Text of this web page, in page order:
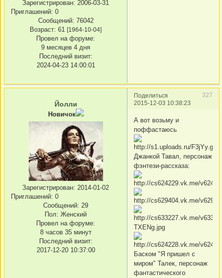
Зарегистрирован: 2006-03-31
Приглашений: 0
Сообщений: 76042
Возраст: 61 [1964-10-04]
Провел на форуме:
9 месяцев 4 дня
Последний визит:
2024-04-23 14:00:01
Поделиться
327
2015-12-03 10:38:23
Йолли
Новичок
Зарегистрирован: 2014-01-02
Приглашений: 0
Сообщений: 29
Пол: Женский
Провел на форуме:
8 часов 35 минут
Последний визит:
2017-12-20 10:37:00
А вот возьму и
поффастаюсь
Джанкой Тавал, персонаж
фэнтези-рассказа:
Баском "Я пришел с
миром" Талек, персонаж
фантастического